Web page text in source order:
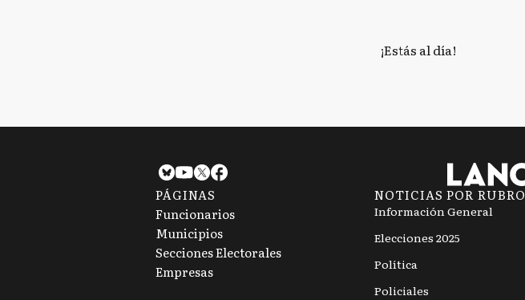
¡Estás al día!
PÁGINAS
Funcionarios
Municipios
Secciones Electorales
Empresas
NOTICIAS POR RUBRO
Información General
Elecciones 2025
Política
Policiales